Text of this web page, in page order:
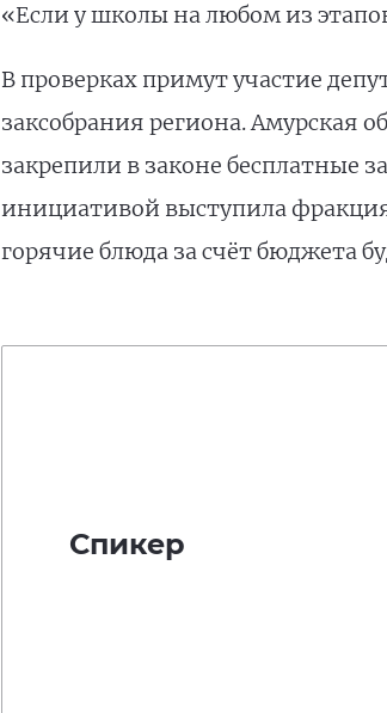
«Если у школы на любом из
В проверках примут участие
заксобрания региона. Амурская
закрепили в законе бесплатные
инициативой выступила
горячие блюда за счёт бюджета
Спикер